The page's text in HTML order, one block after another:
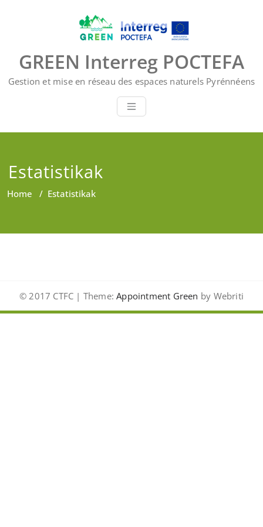
GREEN Interreg POCTEFA
Gestion et mise en réseau des espaces naturels Pyrénnéens
Estatistikak
Home / Estatistikak
© 2017 CTFC | Theme: Appointment Green by Webriti